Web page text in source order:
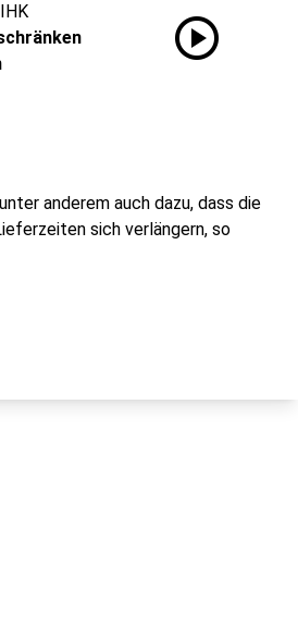
play_circle
anderem auch dazu, dass die
sich verlängern, so